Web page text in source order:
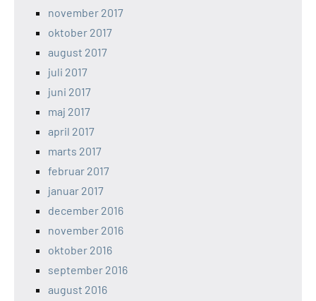
november 2017
oktober 2017
august 2017
juli 2017
juni 2017
maj 2017
april 2017
marts 2017
februar 2017
januar 2017
december 2016
november 2016
oktober 2016
september 2016
august 2016